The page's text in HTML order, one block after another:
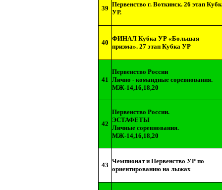
39
Первенство г. Воткинск. 26 этап
УР.
40
ФИНАЛ Кубка УР «Большая
призма». 27 этап Кубка УР
41
Первенство России
Лично - командные соревнования.
МЖ-14,16,18,20
42
Первенство России.
ЭСТАФЕТЫ
Личные соревнования.
МЖ-14,16,18,20
43
Чемпионат и Первенство УР по
ориентированию на лыжах